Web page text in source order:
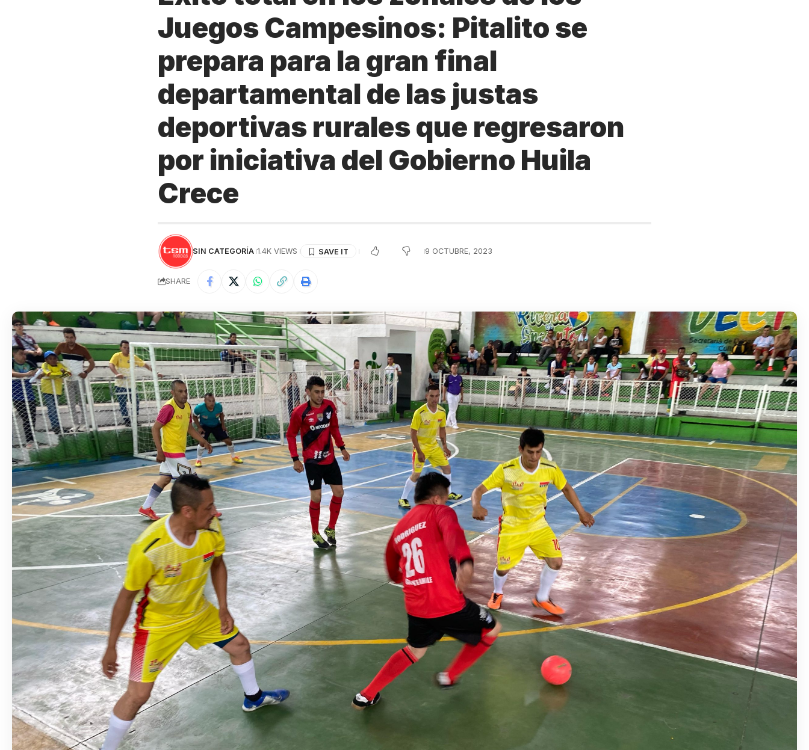
Juegos Campesinos: Pitalito se
prepara para la gran final
departamental de las justas
deportivas rurales que regresaron
por iniciativa del Gobierno Huila
Crece
SIN CATEGORÍA 1.4K VIEWS 9 OCTUBRE, 2023
SHARE